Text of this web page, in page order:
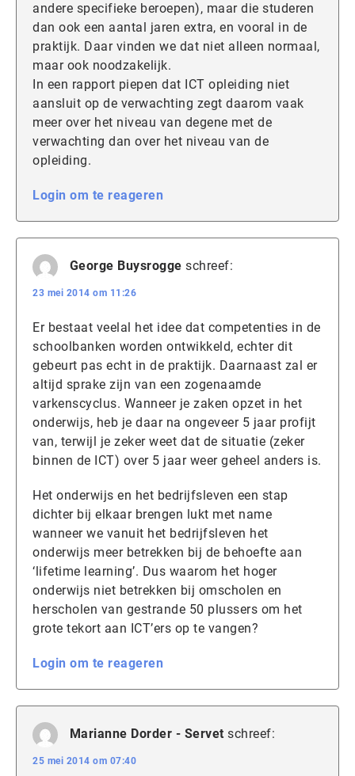
andere specifieke beroepen), maar die studeren
dan ook een aantal jaren extra, en vooral in de
praktijk. Daar vinden we dat niet alleen normaal,
maar ook noodzakelijk.
In een rapport piepen dat ICT opleiding niet
aansluit op de verwachting zegt daarom vaak
meer over het niveau van degene met de
verwachting dan over het niveau van de
opleiding.
Login om te reageren
George Buysrogge schreef:
23 mei 2014 om 11:26
Er bestaat veelal het idee dat competenties in de
schoolbanken worden ontwikkeld, echter dit
gebeurt pas echt in de praktijk. Daarnaast zal er
altijd sprake zijn van een zogenaamde
varkenscyclus. Wanneer je zaken opzet in het
onderwijs, heb je daar na ongeveer 5 jaar profijt
van, terwijl je zeker weet dat de situatie (zeker
binnen de ICT) over 5 jaar weer geheel anders is.
Het onderwijs en het bedrijfsleven een stap
dichter bij elkaar brengen lukt met name
wanneer we vanuit het bedrijfsleven het
onderwijs meer betrekken bij de behoefte aan
‘lifetime learning’. Dus waarom het hoger
onderwijs niet betrekken bij omscholen en
herscholen van gestrande 50 plussers om het
grote tekort aan ICT’ers op te vangen?
Login om te reageren
Marianne Dorder - Servet schreef:
25 mei 2014 om 07:40